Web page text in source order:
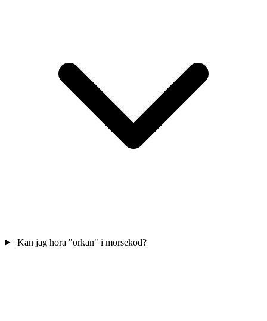
Kan jag hora "orkan" i morsekod?